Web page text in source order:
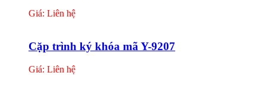
Giá: Liên hệ
Cặp trình ký khóa mã Y-9207
Giá: Liên hệ